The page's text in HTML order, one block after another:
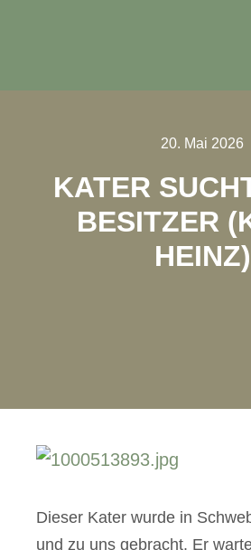
20. Mai 2026
KATER
BESITZER
HEINZ)
Dieser Kater wurde in
und zu uns gebracht. Er